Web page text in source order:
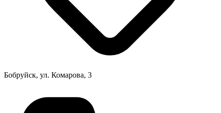
Бобруйск, ул. Комарова, 3